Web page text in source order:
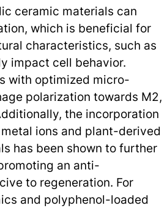
ceramic materials can
which is beneficial for
characteristics, such as
impact cell behavior.
with optimized micro-
polarization towards M2,
the incorporation
ions and plant-derived
has been shown to further
an anti-
to regeneration. For
and polyphenol-loaded